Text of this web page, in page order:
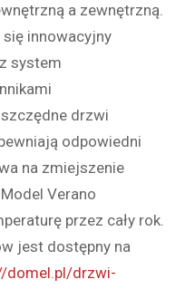
a zewnętrzną.
innowacyjny
system
drzwi
odpowiedni
na zmiejszenie
Verano
przez cały rok.
jest dostępny na
domel.pl/drzwi-